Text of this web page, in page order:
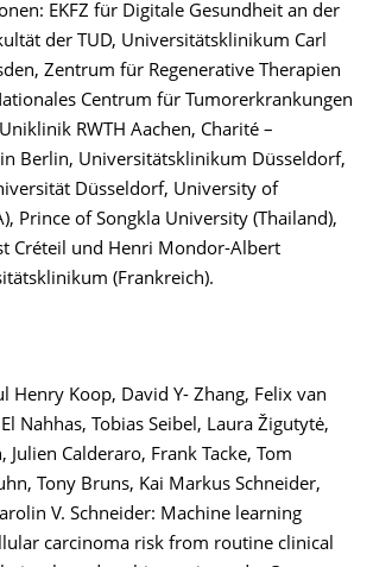
EKFZ für Digitale Gesundheit an der
der TUD, Universitätsklinikum Carl
Zentrum für Regenerative Therapien
Centrum für Tumorerkrankungen
RWTH Aachen, Charité –
Berlin, Universitätsklinikum Düsseldorf,
Düsseldorf, University of
Prince of Songkla University (Thailand),
Créteil und Henri Mondor-Albert
(Frankreich).
Henry Koop, David Y- Zhang, Felix van
Nahhas, Tobias Seibel, Laura Žigutytė,
Julien Calderaro, Frank Tacke, Tom
Tony Bruns, Kai Markus Schneider,
V. Schneider: Machine learning
carcinoma risk from routine clinical